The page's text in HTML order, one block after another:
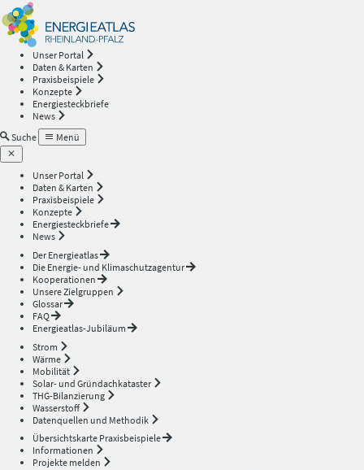
Unser Portal
Daten & Karten
Praxisbeispiele
Konzepte
Energiesteckbriefe
News
Suche
Menü
Unser Portal
Daten & Karten
Praxisbeispiele
Konzepte
Energiesteckbriefe
News
Der Energieatlas
Die Energie- und Klimaschutzagentur
Kooperationen
Unsere Zielgruppen
Glossar
FAQ
Energieatlas-Jubiläum
Strom
Wärme
Mobilität
Solar- und Gründachkataster
THG-Bilanzierung
Wasserstoff
Datenquellen und Methodik
Übersichtskarte Praxisbeispiele
Informationen
Projekte melden